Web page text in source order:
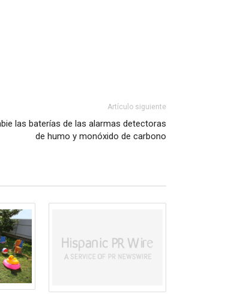
Artículo siguiente
las baterías de las alarmas detectoras
de humo y monóxido de carbono